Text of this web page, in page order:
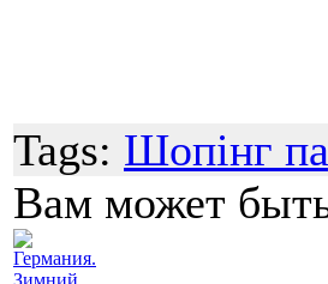
Tags: Шопінг
Вам может
Германия.